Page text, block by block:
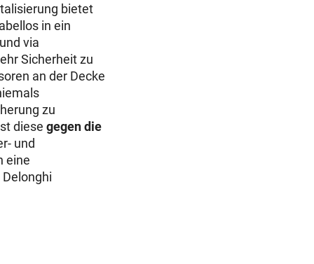
bietet
in ein
via
Sicherheit zu
an der Decke
zu
diese gegen die
und
eine